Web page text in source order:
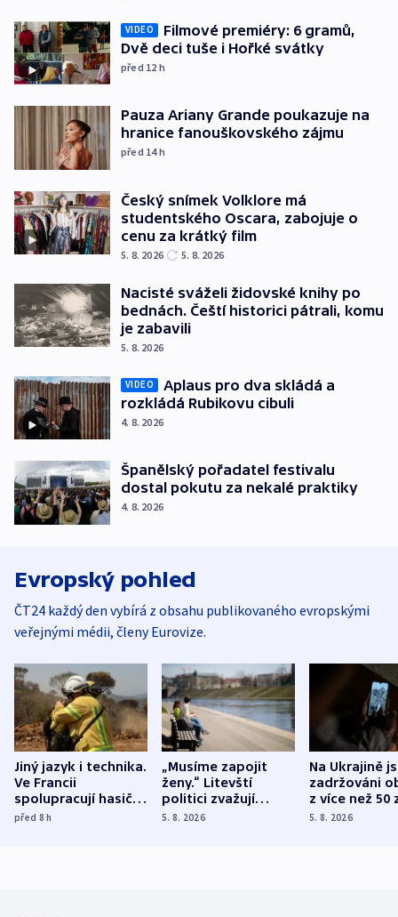
VIDEO
Filmové premiéry: 6 gramů,
Dvě deci tuše i Hořké svátky
před 12 h
Pauza Ariany Grande poukazuje na
hranice fanouškovského zájmu
před 14h
Český snímek Volklore má
studentského Oscara, zabojuje o
cenu za krátký film
5. 8. 2026 5. 8. 2026
Nacisté sváželi židovské knihy po
bednách. Čeští historici pátrali, komu
je zabavili
5. 8. 2026
VIDEO
Aplaus pro dva skládá a
rozkládá Rubikovu cibuli
4. 8. 2026
Španělský pořadatel festivalu
dostal pokutu za nekalé praktiky
4. 8. 2026
Evropský pohled
ČT24 každý den vybírá z obsahu publikovaného evropskými
veřejnými médii, členy Eurovize.
Jiný jazyk i technika.
Ve Francii
spolupracují hasiči z
různých zemí
před 8h
„Musíme zapojit
ženy.“ Litevští
politici zvažují
dohodu o
5. 8. 2026
Na Ukrajině
zadržováni
z více než 50
Bojovali na
5. 8. 2026